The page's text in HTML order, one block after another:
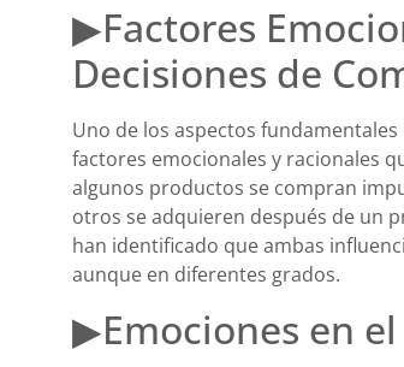
▶Factores
Decisiones de
Uno de los aspectos
factores emocionales y racionales
algunos productos se compran
otros se adquieren después de un
han identificado que ambas
aunque en diferentes grados.
▶Emociones en